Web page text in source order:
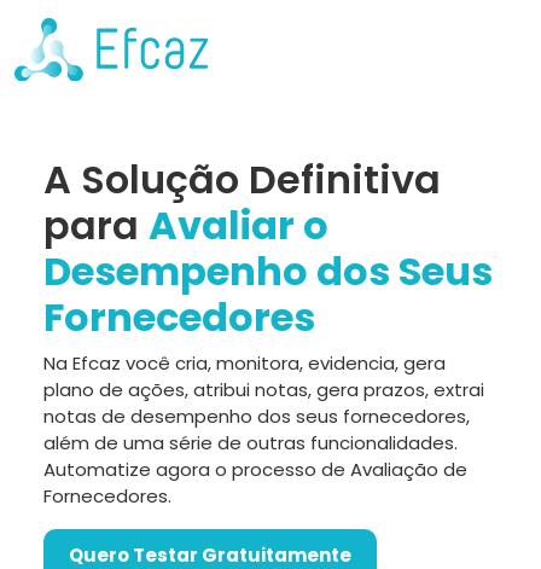
A Solução Definitiva
para Avaliar o
Desempenho dos Seus
Fornecedores
Na Efcaz você cria, monitora, evidencia, gera
plano de ações, atribui notas, gera prazos, extrai
notas de desempenho dos seus fornecedores,
além de uma série de outras funcionalidades.
Automatize agora o processo de Avaliação de
Fornecedores.
Quero Testar Gratuitamente